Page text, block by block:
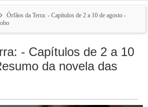
Órfãos da Terra: - Capítulos de 2 a 10 de agosto -
- Capítulos de 2 a 10
da novela das